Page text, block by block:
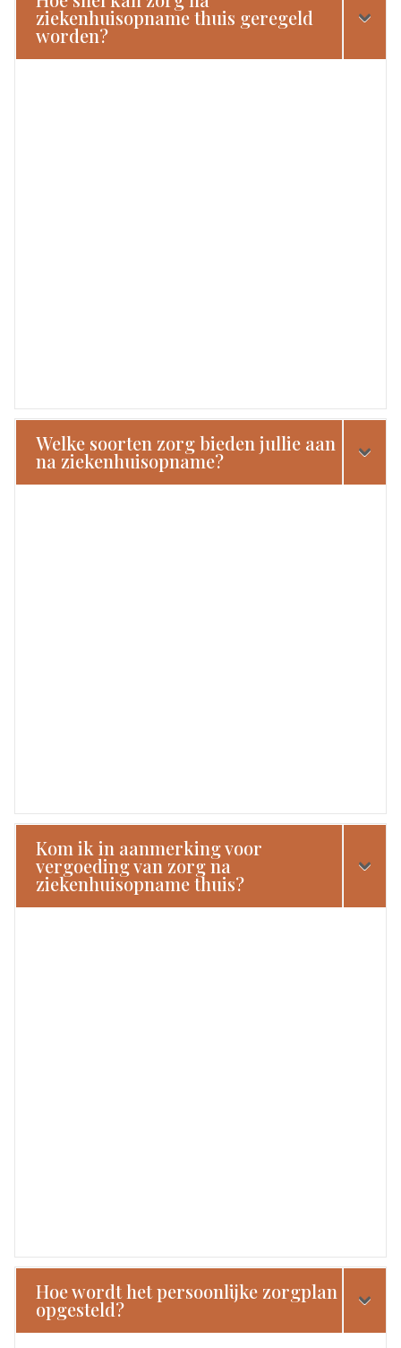
ziekenhuisopname thuis geregeld
worden?
Welke soorten zorg bieden jullie aan
na ziekenhuisopname?
Kom ik in aanmerking voor
vergoeding van zorg na
ziekenhuisopname thuis?
Hoe wordt het persoonlijke zorgplan
opgesteld?